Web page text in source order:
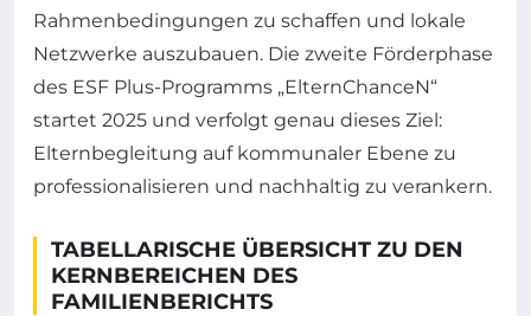
Rahmenbedingungen zu schaffen und lokale
Netzwerke auszubauen. Die zweite Förderphase
des ESF Plus-Programms „ElternChanceN“
startet 2025 und verfolgt genau dieses Ziel:
Elternbegleitung auf kommunaler Ebene zu
professionalisieren und nachhaltig zu verankern.
TABELLARISCHE ÜBERSICHT ZU DEN
KERNBEREICHEN DES
FAMILIENBERICHTS